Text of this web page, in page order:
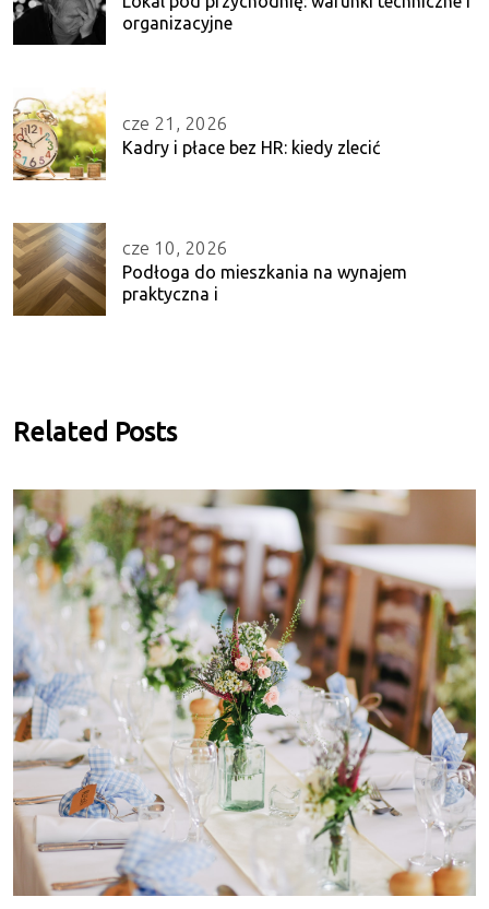
organizacyjne
cze 21, 2026
Kadry i płace bez HR: kiedy zlecić
cze 10, 2026
Podłoga do mieszkania na wynajem
praktyczna i
Related Posts